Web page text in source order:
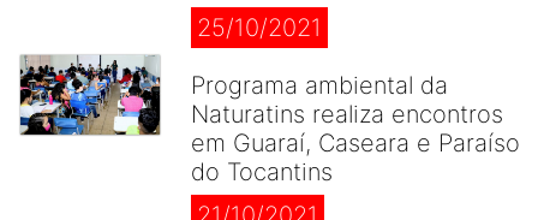
25/10/2021
Programa ambiental da
Naturatins realiza encontros
em Guaraí, Caseara e Paraíso
do Tocantins